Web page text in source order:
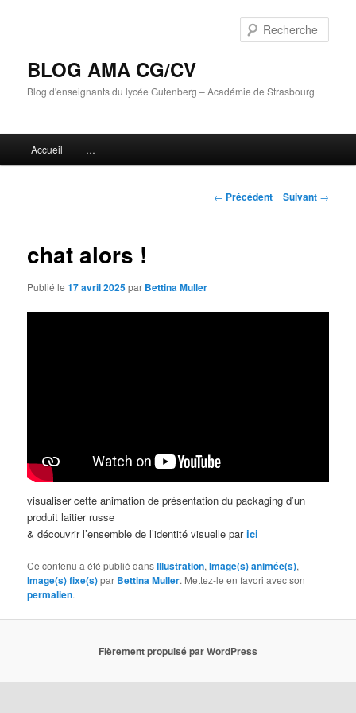
BLOG AMA CG/CV
Blog d'enseignants du lycée Gutenberg – Académie de Strasbourg
principal
Accueil …
Navigation
← Précédent Suivant →
chat alors !
Publié le17 avril 2025par Bettina Muller
visualiser cette animation de présentation du packaging d’un
produit laitier russe
& découvrir l’ensemble de l’identité visuelle parici
Ce contenu a été publié dansIllustration,Image(s) animée(s),
Image(s) fixe(s)par Bettina Muller. Mettez-le en favori avec son
permalien.
Fièrement propulsé par WordPress